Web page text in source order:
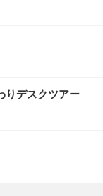
りデスクツアー